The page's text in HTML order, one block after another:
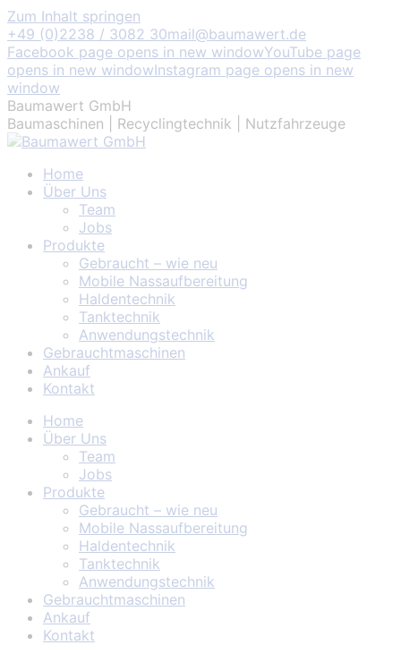
Zum Inhalt springen
+49 (0)2238 / 3082 30mail@baumawert.de
Facebook page opens in new windowYouTube page
opens in new windowInstagram page opens in new
window
Baumawert GmbH
Baumaschinen | Recyclingtechnik | Nutzfahrzeuge
Home
Über Uns
Team
Jobs
Produkte
Gebraucht – wie neu
Mobile Nassaufbereitung
Haldentechnik
Tanktechnik
Anwendungstechnik
Gebrauchtmaschinen
Ankauf
Kontakt
Home
Über Uns
Team
Jobs
Produkte
Gebraucht – wie neu
Mobile Nassaufbereitung
Haldentechnik
Tanktechnik
Anwendungstechnik
Gebrauchtmaschinen
Ankauf
Kontakt